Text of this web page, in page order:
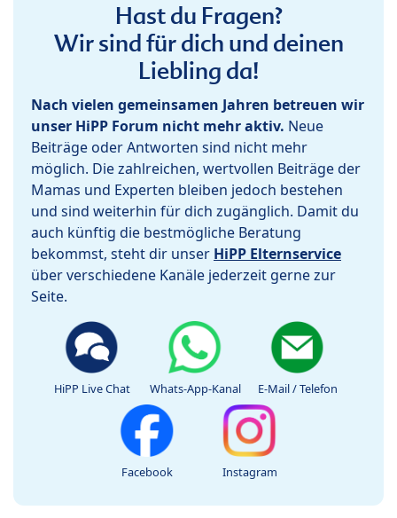
Hast du Fragen?
Wir sind für dich und deinen
Liebling da!
Nach vielen gemeinsamen Jahren betreuen wir
unser HiPP Forum nicht mehr aktiv. Neue
Beiträge oder Antworten sind nicht mehr
möglich. Die zahlreichen, wertvollen Beiträge der
Mamas und Experten bleiben jedoch bestehen
und sind weiterhin für dich zugänglich. Damit du
auch künftig die bestmögliche Beratung
bekommst, steht dir unser HiPP Elternservice
über verschiedene Kanäle jederzeit gerne zur
Seite.
HiPP Live Chat Whats-App-Kanal E-Mail / Telefon
Facebook Instagram